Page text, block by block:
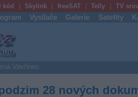
kód Skylink freeSAT Telly TV
Vysílače Galerie Satelity
Vavřinec
28 nových